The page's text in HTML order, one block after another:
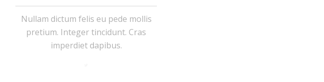
Nullam dictum felis eu pede mollis
pretium. Integer tincidunt. Cras
imperdiet dapibus.